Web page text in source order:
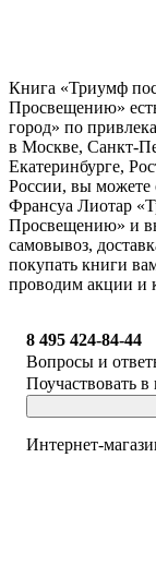
Книга «Триумф
Просвещению»
город» по
в Москве, Санкт-
Екатеринбурге,
России, вы можете
Франсуа Лиотар
Просвещению» и
самовывоз,
покупать книги
проводим акции и
8 495 424-84-44
Вопросы и
Поучаствовать
Интернет-